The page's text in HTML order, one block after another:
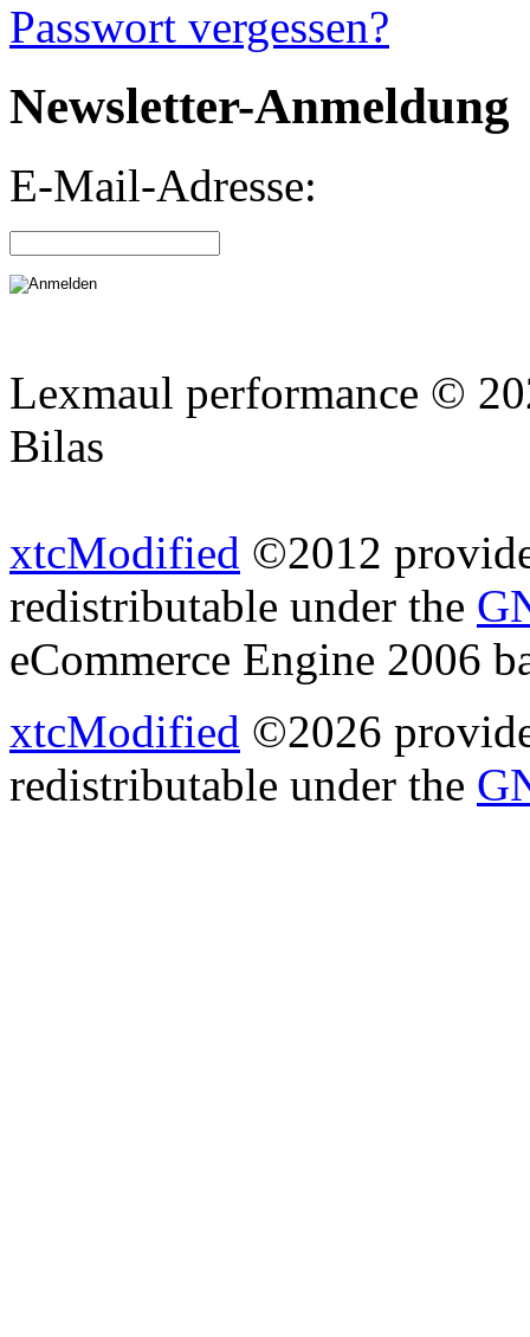
Passwort vergessen?
Newsletter-Anmeldung
E-Mail-Adresse:
Lexmaul performance ©
Bilas
xtcModified ©2012
redistributable under the
eCommerce Engine 2006
xtcModified ©2026
redistributable under the